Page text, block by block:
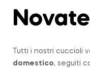
Tutti i nostri cuccioli
domestico, seguiti